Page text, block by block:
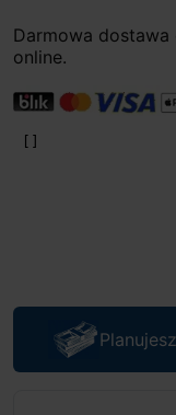
Darmowa dostawa
online.